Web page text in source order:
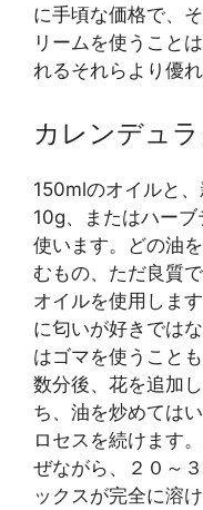
に手頃な価格で、
リームを使うこと
れるそれらより優
カレンデュ
150mlのオイルと
10g、またはハー
使います。どの油
むもの、ただ良質
オイルを使用しま
に匂いが好きでは
はゴマを使うこと
数分後、花を追加
ち、油を炒めては
ロセスを続けます
ぜながら、２０～
ックスが完全に溶